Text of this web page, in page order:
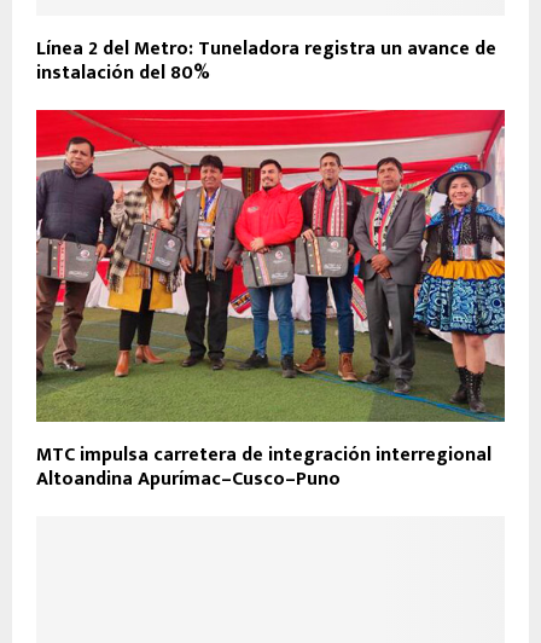
Línea 2 del Metro: Tuneladora registra un avance de
instalación del 80%
MTC impulsa carretera de integración interregional
Altoandina Apurímac–Cusco–Puno